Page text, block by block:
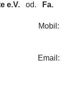
e.V. od.
Fa.
Mobil:
Email: